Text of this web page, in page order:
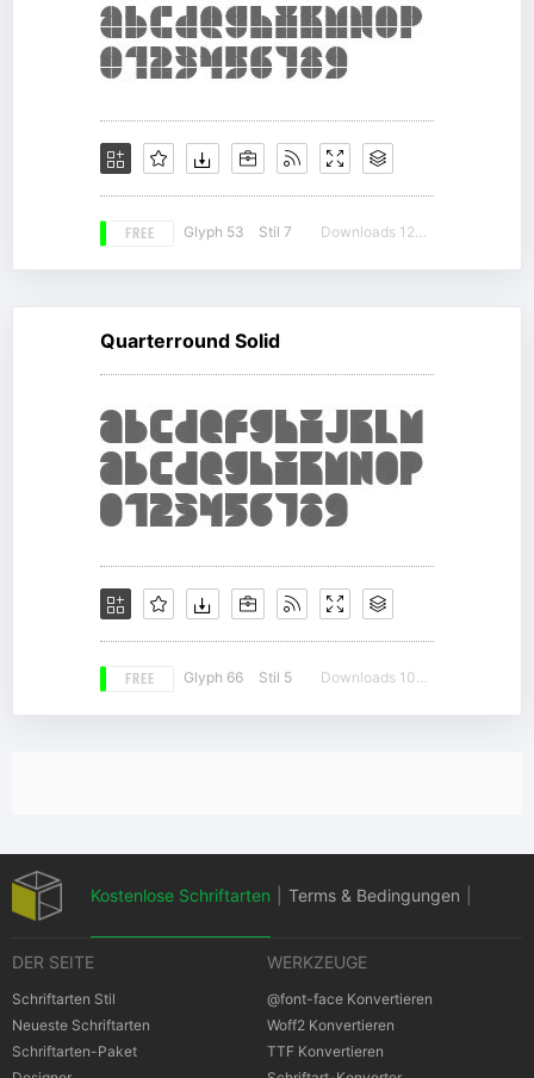
FREE Glyph 53 Stil 7 Downloads 12316
Quarterround Solid
FREE Glyph 66 Stil 5 Downloads 10942
Kostenlose Schriftarten Terms & Bedingungen
Cookies Bestimmungen | Urheberrechte
DER SEITE
Schriftarten Stil
Neueste Schriftarten
Schriftarten-Paket
WERKZEUGE
@font-face Konvertieren
Woff2 Konvertieren
TTF Konvertieren